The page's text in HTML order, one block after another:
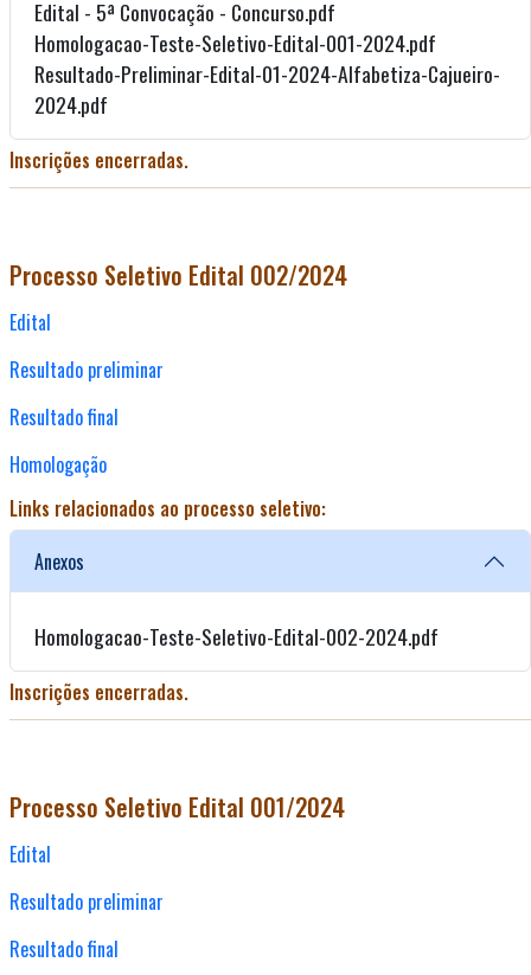
Edital - 5ª Convocação - Concurso.pdf
Homologacao-Teste-Seletivo-Edital-001-2024.pdf
Resultado-Preliminar-Edital-01-2024-Alfabetiza-Cajueiro-
2024.pdf
Inscrições encerradas.
Processo Seletivo Edital 002/2024
Edital
Resultado preliminar
Resultado final
Homologação
Links relacionados ao processo seletivo:
Anexos
Homologacao-Teste-Seletivo-Edital-002-2024.pdf
Inscrições encerradas.
Processo Seletivo Edital 001/2024
Edital
Resultado preliminar
Resultado final